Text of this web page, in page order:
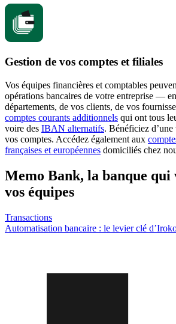
Gestion de vos comptes et filiales
Vos équipes financières et comptables
opérations bancaires de votre entreprise —
départements, de vos clients, de vos
comptes courants additionnels qui ont tous
voire des IBAN alternatifs. Bénéficiez d’une
vos comptes. Accédez également aux
françaises et européennes domiciliés chez
Memo Bank, la banque qui
vos équipes
Transactions
Automatisation bancaire : le levier clé